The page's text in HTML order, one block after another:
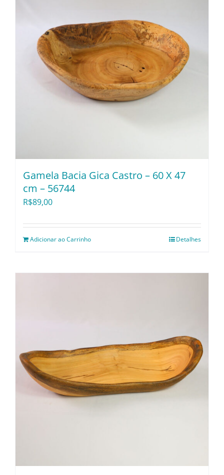
Gamela Bacia Gica Castro – 60 X 47
cm – 56744
R$89,00
Adicionar ao Carrinho Detalhes